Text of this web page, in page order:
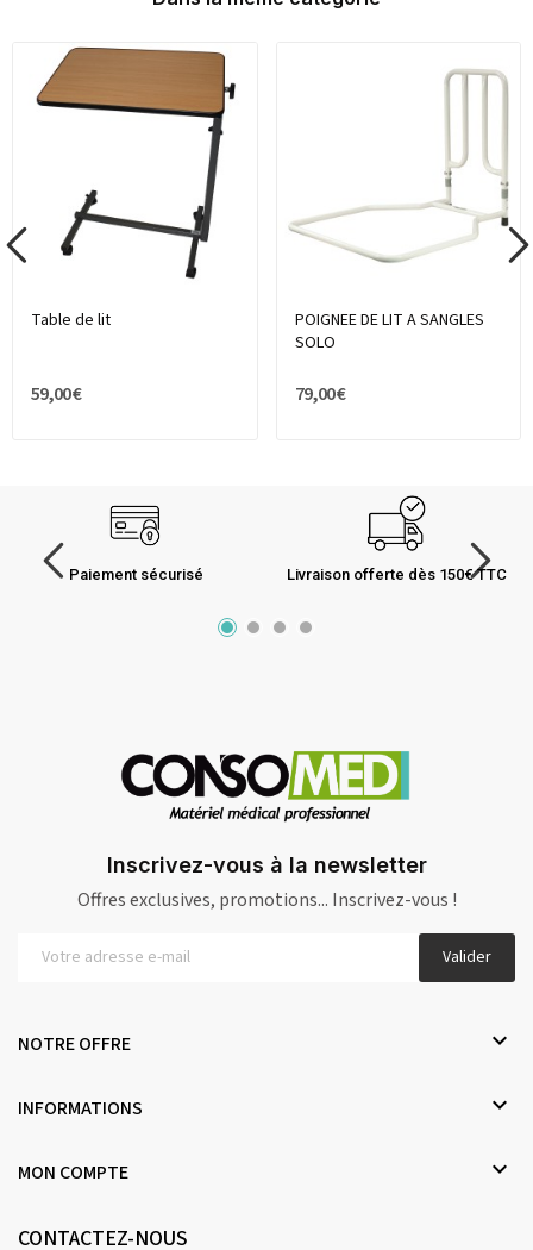
Table de lit
59,00 €
POIGNEE DE LIT A SANGLES
SOLO
79,00 €
Paiement sécurisé Livraison offerte dès 150€ TTC
Inscrivez-vous à la newsletter
Offres exclusives, promotions... Inscrivez-vous !
Valider
NOTRE OFFRE 
INFORMATIONS 
MON COMPTE 
CONTACTEZ-NOUS